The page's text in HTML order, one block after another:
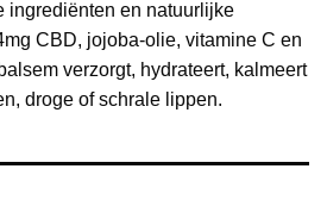
ingrediënten en natuurlijke
CBD, jojoba-olie, vitamine C en
verzorgt, hydrateert, kalmeert
droge of schrale lippen.